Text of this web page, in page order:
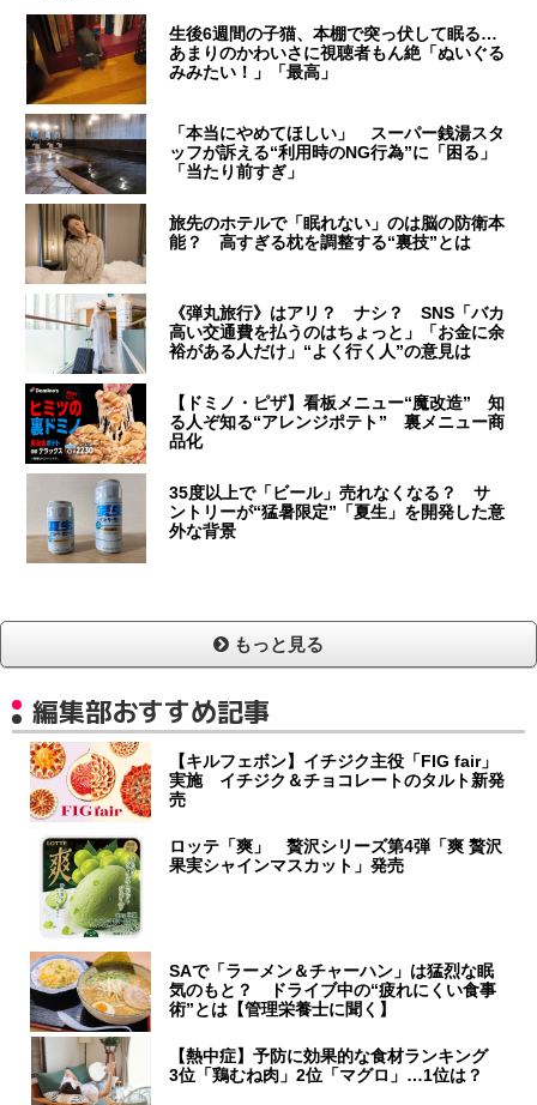
生後6週間の子猫、本棚で突っ伏して眠る…
あまりのかわいさに視聴者もん絶「ぬいぐる
みみたい！」「最高」
「本当にやめてほしい」 スーパー銭湯スタ
ッフが訴える“利用時のNG行為”に「困る」
「当たり前すぎ」
旅先のホテルで「眠れない」のは脳の防衛本
能？ 高すぎる枕を調整する“裏技”とは
《弾丸旅行》はアリ？ ナシ？ SNS「バカ
高い交通費を払うのはちょっと」「お金に余
裕がある人だけ」“よく行く人”の意見は
【ドミノ・ピザ】看板メニュー“魔改造” 知
る人ぞ知る“アレンジポテト” 裏メニュー商
品化
35度以上で「ビール」売れなくなる？ サ
ントリーが“猛暑限定”「夏生」を開発した意
外な背景
もっと見る
編集部おすすめ記事
【キルフェボン】イチジク主役「FIG fair」
実施 イチジク＆チョコレートのタルト新発
売
ロッテ「爽」 贅沢シリーズ第4弾「爽 贅沢
果実シャインマスカット」発売
SAで「ラーメン＆チャーハン」は猛烈な眠
気のもと？ ドライブ中の“疲れにくい食事
術”とは【管理栄養士に聞く】
【熱中症】予防に効果的な食材ランキング
3位「鶏むね肉」2位「マグロ」…1位は？